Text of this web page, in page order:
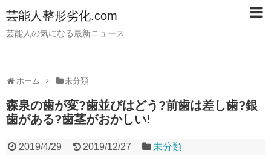
芸能人整形劣化.com
芸能人の気になる最新ニュース
ホーム 未分類
森泉の歯が変?歯並びはどう?前歯は差し歯?銀
歯がある?歯茎がおかしい!
2019/4/29 2019/12/27 未分類